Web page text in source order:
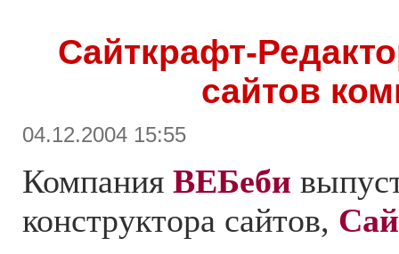
Сайткрафт-
сайтов
04.12.2004 15:55
Компания ВЕБеби
конструктора сайтов,